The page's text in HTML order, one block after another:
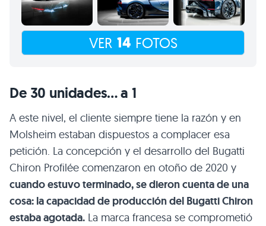
VER 14 FOTOS
De 30 unidades… a 1
A este nivel, el cliente siempre tiene la razón y en
Molsheim estaban dispuestos a complacer esa
petición. La concepción y el desarrollo del Bugatti
Chiron Profilée comenzaron en otoño de 2020 y
cuando estuvo terminado, se dieron cuenta de una
cosa: la capacidad de producción del Bugatti Chiron
estaba agotada. La marca francesa se comprometió